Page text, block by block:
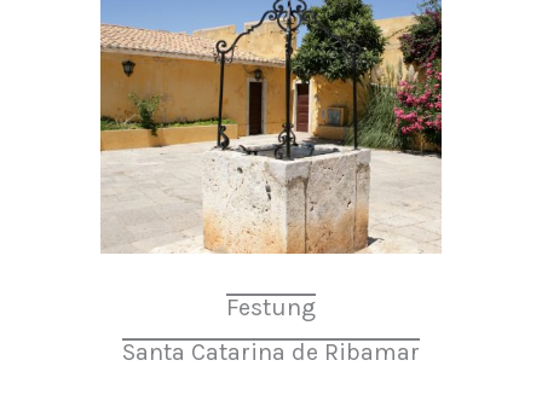
Festung
Santa Catarina de Ribamar